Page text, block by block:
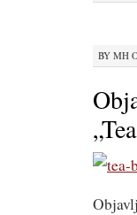
BY MH